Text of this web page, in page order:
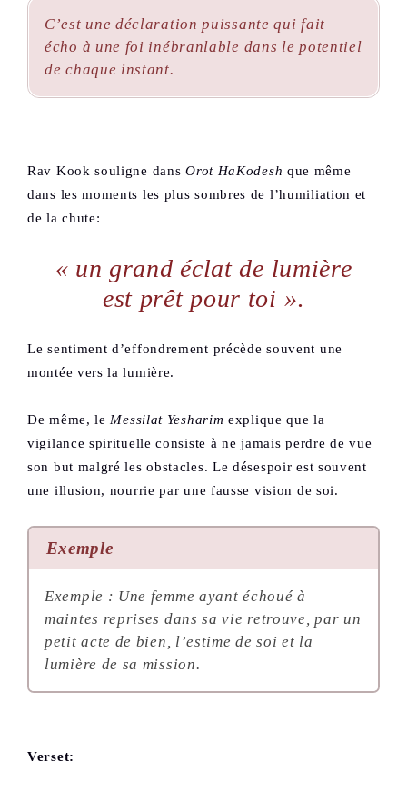
C’est une déclaration puissante qui fait
écho à une foi inébranlable dans le potentiel
de chaque instant.
Rav Kook souligne dansOrot HaKodesh que même
dans les moments les plus sombres de l’humiliation et
de la chute:
« un grand éclat de lumière
est prêt pour toi ».
Le sentiment d’effondrement précède souvent une
montée vers la lumière.
De même, le Messilat Yesharim explique que la
vigilance spirituelle consiste à ne jamais perdre de vue
son but malgré les obstacles. Le désespoir est souvent
une illusion, nourrie par une fausse vision de soi.
Exemple
Exemple : Une femme ayant échoué à
maintes reprises dans sa vie retrouve, par un
petit acte de bien, l’estime de soi et la
lumière de sa mission.
Verset: